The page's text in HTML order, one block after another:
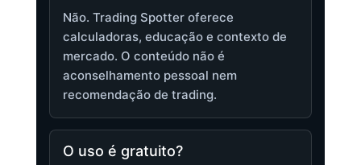
Não. Trading Spotter oferece
calculadoras, educação e contexto de
mercado. O conteúdo não é
aconselhamento pessoal nem
recomendação de trading.
O uso é gratuito?